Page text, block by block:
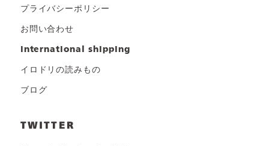
プライバシーポリシー
お問い合わせ
international shipping
イロドリの読みもの
ブログ
TWITTER